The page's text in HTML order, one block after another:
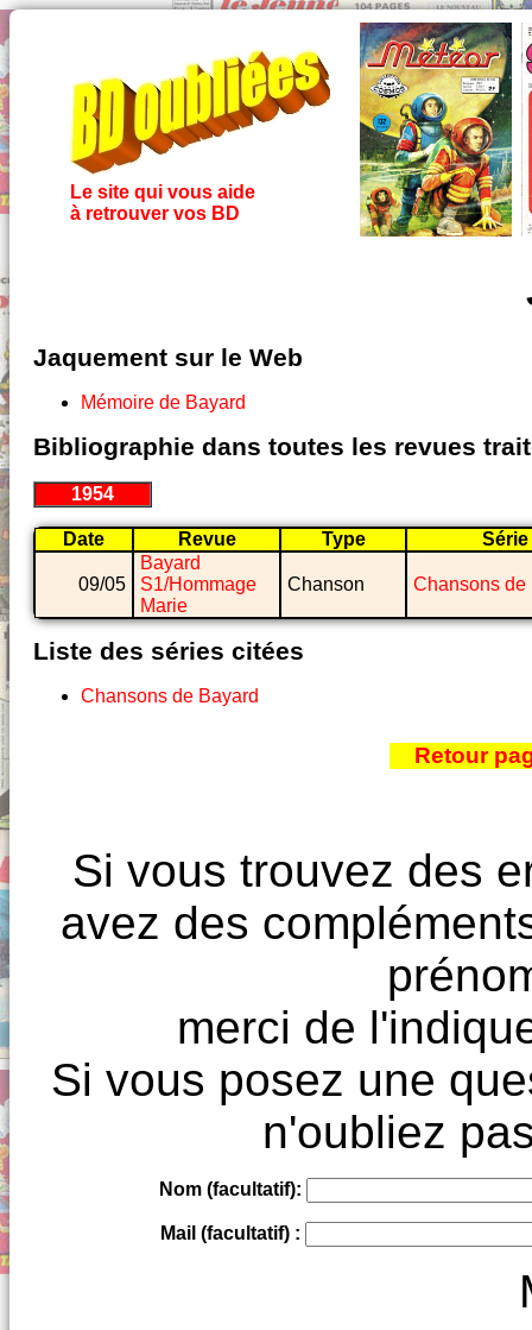
Le site qui vous aide
à retrouver vos BD
Jaquement sur le Web
Mémoire de Bayard
Bibliographie dans toutes les revues
1954
Date Revue Type Série
09/05
Bayard
S1/Hommage
Marie
Chanson Chansons de
Liste des séries citées
Chansons de Bayard
Retour
Si vous trouvez des
avez des
merci de
Si vous posez une
n'oubliez
Nom (facultatif):
Mail (facultatif) :